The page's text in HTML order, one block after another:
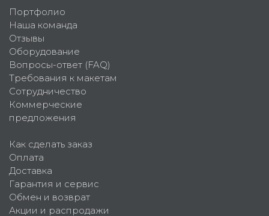
Портфолио
Наша команда
Отзывы
Оборудование
Вопросы-ответ (FAQ)
Требования к макетам
Сотрудничество
Коммерческие
предложения
Как сделать заказ
Оплата
Доставка
Гарантия и сервис
Обмен и возврат
Акции и распродажи